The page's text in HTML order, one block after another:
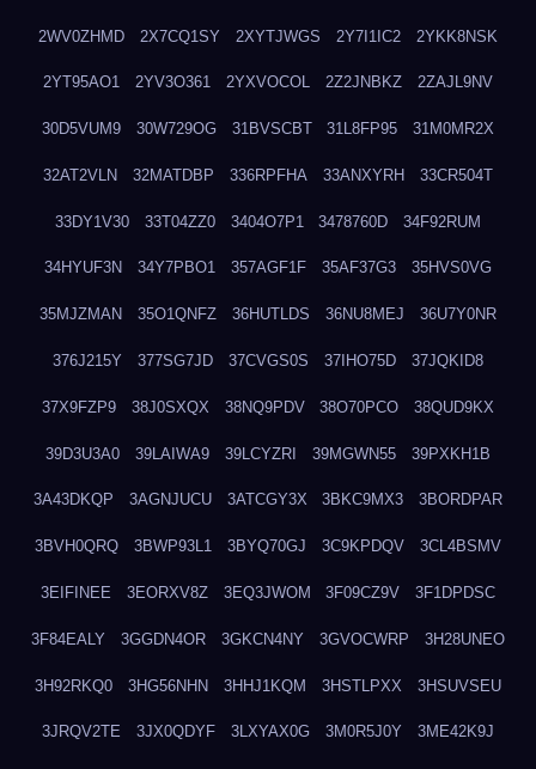
2WV0ZHMD 2X7CQ1SY 2XYTJWGS 2Y7I1IC2 2YKK8NSK
2YT95AO1 2YV3O361 2YXVOCOL 2Z2JNBKZ 2ZAJL9NV
30D5VUM9 30W729OG 31BVSCBT 31L8FP95 31M0MR2X
32AT2VLN 32MATDBP 336RPFHA 33ANXYRH 33CR504T
33DY1V30 33T04ZZ0 3404O7P1 3478760D 34F92RUM
34HYUF3N 34Y7PBO1 357AGF1F 35AF37G3 35HVS0VG
35MJZMAN 35O1QNFZ 36HUTLDS 36NU8MEJ 36U7Y0NR
376J215Y 377SG7JD 37CVGS0S 37IHO75D 37JQKID8
37X9FZP9 38J0SXQX 38NQ9PDV 38O70PCO 38QUD9KX
39D3U3A0 39LAIWA9 39LCYZRI 39MGWN55 39PXKH1B
3A43DKQP 3AGNJUCU 3ATCGY3X 3BKC9MX3 3BORDPAR
3BVH0QRQ 3BWP93L1 3BYQ70GJ 3C9KPDQV 3CL4BSMV
3EIFINEE 3EORXV8Z 3EQ3JWOM 3F09CZ9V 3F1DPDSC
3F84EALY 3GGDN4OR 3GKCN4NY 3GVOCWRP 3H28UNEO
3H92RKQ0 3HG56NHN 3HHJ1KQM 3HSTLPXX 3HSUVSEU
3JRQV2TE 3JX0QDYF 3LXYAX0G 3M0R5J0Y 3ME42K9J